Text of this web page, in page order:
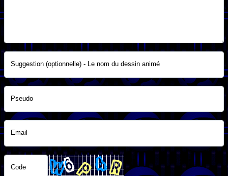
Suggestion (optionnelle) - Le nom du dessin animé
Pseudo
Email
Code